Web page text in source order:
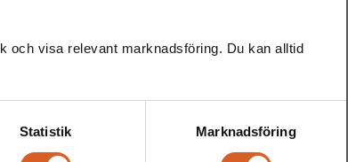
och visa relevant marknadsföring. Du kan alltid
Statistik Marknadsföring